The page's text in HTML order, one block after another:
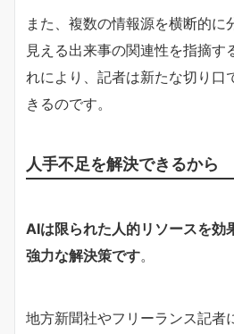
また、複数の情報源を横断的に
見える出来事の関連性を指摘す
れにより、記者は新たな切り口
きるのです。
人手不足を解決できるから
AIは限られた人的リソースを効
強力な解決策です。
地方新聞社やフリーランス記者